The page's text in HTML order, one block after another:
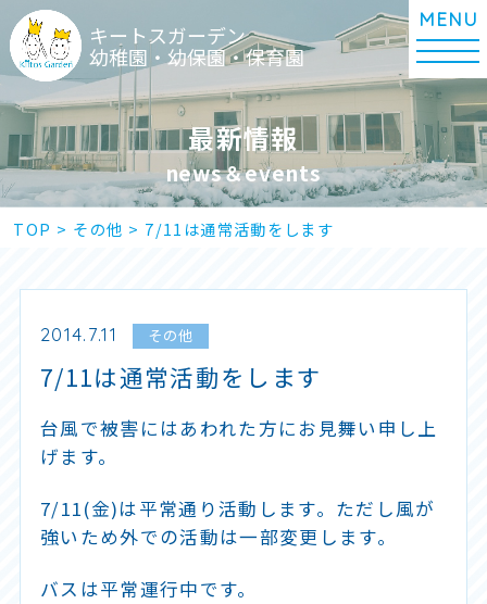
キートスガーデン
幼稚園・幼保園・保育園
最新情報
news＆events
TOP > その他 > 7/11は通常活動をします
2014.7.11 その他
7/11は通常活動をします
台風で被害にはあわれた方にお見舞い申し上
げます。
7/11(金)は平常通り活動します。ただし風が
強いため外での活動は一部変更します。
バスは平常運行中です。